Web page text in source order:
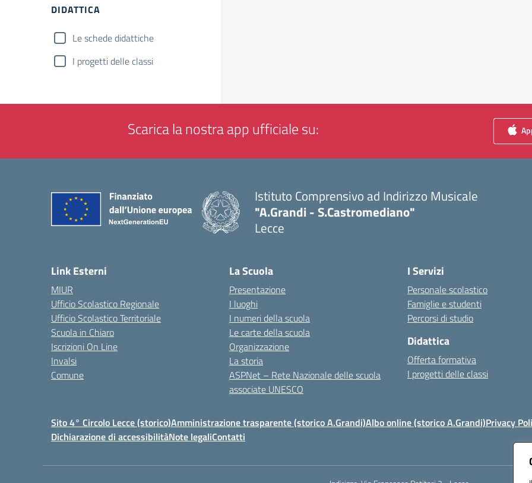
DIDATTICA
Le schede didattiche
I progetti delle classi
Scarica la nostra app ufficiale su:
Istituto Comprensivo ad Indirizzo Musicale
"A.Grandi - S.Castromediano"
Lecce
Link Esterni
MIUR
Ufficio Scolastico Regionale
Ufficio Scolastico Territoriale
Scuola in Chiaro
Iscrizioni On Line
Invalsi
Comune
La Scuola
Presentazione
I luoghi
I numeri della scuola
Le carte della scuola
Organizzazione
La storia
ASPNet – Rete Nazionale delle scuola
associate UNESCO
I Servizi
Personale scolastico
Famiglie e studenti
Percorsi di studio
Didattica
Offerta formativa
I progetti delle classi
Sito 4° Circolo Lecce (storico)Amministrazione trasparente (storico A.Grandi)Albo online (storico A.Grandi)Privacy
Dichiarazione di accessibilitàNote legaliContatti